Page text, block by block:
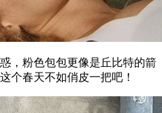
粉色包包更像是丘比特的箭
个春天不如俏皮一把吧！